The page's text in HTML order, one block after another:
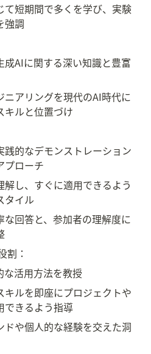
て短期間で多くを学び、実験
強調
成AIに関する深い知識と豊富
ニアリングを現代のAI時代に
キルと位置づけ
践的なデモンストレーション
プローチ
し、すぐに適用できるよう
タイル
な回答と、参加者の理解度に
割：
活用方法を教授
キルを即座にプロジェクトや
できるよう指導
ドや個人的な経験を交えた洞